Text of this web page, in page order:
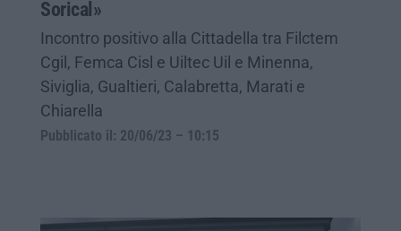
Sorical»
Incontro positivo alla Cittadella tra Filctem
Cgil, Femca Cisl e Uiltec Uil e Minenna,
Siviglia, Gualtieri, Calabretta, Marati e
Chiarella
Pubblicato il: 20/06/23 – 10:15